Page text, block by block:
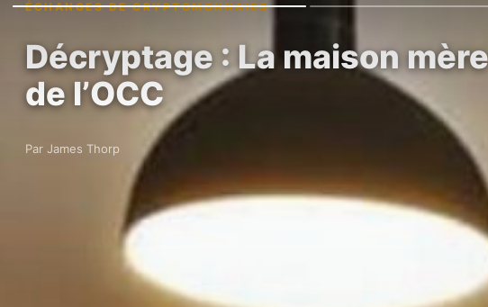
ÉCHANGES DE CRYPTOMONNAIES
Décryptage : La maison
de l’OCC
Par James Thorp